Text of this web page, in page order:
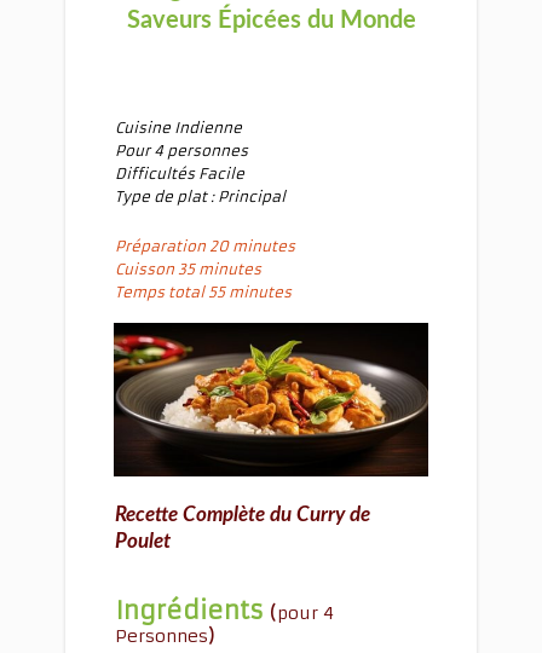
Saveurs Épicées du Monde
Cuisine Indienne
Pour 4 personnes
Difficultés Facile
Type de plat : Principal
Préparation 20 minutes
Cuisson 35 minutes
Temps total 55 minutes
Recette Complète du Curry de
Poulet
Ingrédients (pour 4
Personnes)